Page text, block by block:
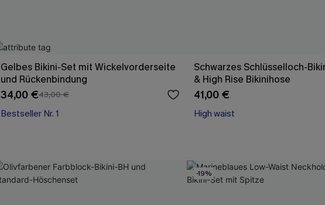
Gelbes Bikini-Set mit Wickelvorderseite
und Rückenbindung
34,00 €43,00 €
Bestseller Nr. 1
Schwarzes Schlüsselloch-
& High Rise Bikinihose
41,00 €
High waist
-19%